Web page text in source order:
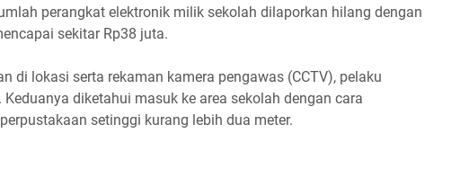
perangkat elektronik milik sekolah dilaporkan hilang dengan
sekitar Rp38 juta.
di lokasi serta rekaman kamera pengawas (CCTV), pelaku
diketahui masuk ke area sekolah dengan cara
setinggi kurang lebih dua meter.